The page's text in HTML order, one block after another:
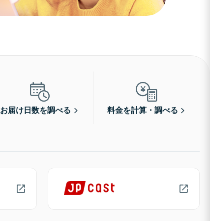
お届け日数を調べる 料金を計算・調べる